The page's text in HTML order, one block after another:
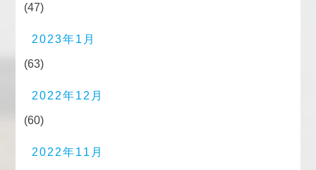
(47)
2023年1月
(63)
2022年12月
(60)
2022年11月